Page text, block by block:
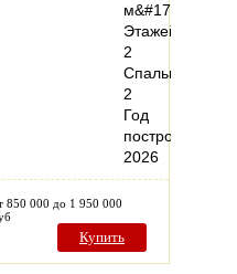
м&#178;
Этажей:
2
Спальни:
2
Год
постройки:
2026
850 000 до 1 950 000
Купить